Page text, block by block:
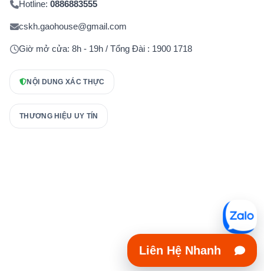
Hotline: 0886883555
cskh.gaohouse@gmail.com
Giờ mở cửa: 8h - 19h / Tổng Đài : 1900 1718
NỘI DUNG XÁC THỰC
THƯƠNG HIỆU UY TÍN
Liên Hệ Nhanh